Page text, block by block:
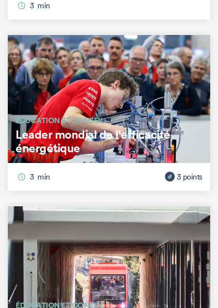
3 min
ÉDUCATION ET CONSEIL
Leader mondial de l'efficacité
énergétique
3 min 3 points
ÉDUCATION ET CONSEIL